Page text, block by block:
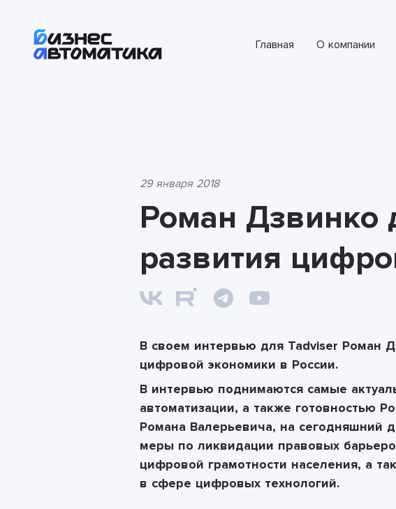
Главная О компании
29 января 2018
Роман Дзвинко
развития
В своем интервью для Tadviser Роман
цифровой экономики в России.
В интервью поднимаются самые
автоматизации, а также готовностью
Романа Валерьевича, на сегодняшний
меры по ликвидации правовых
цифровой грамотности населения, а
в сфере цифровых технологий.